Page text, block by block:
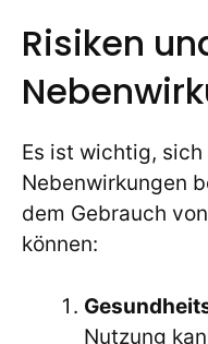
Risiken
Es ist wichtig,
Nebenwirkungen
dem Gebrauch
können:
Nutzung